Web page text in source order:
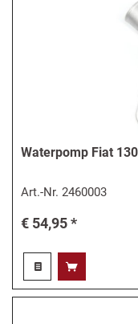
Waterpomp Fiat
Art.-Nr.2460003
€ 54,95 *